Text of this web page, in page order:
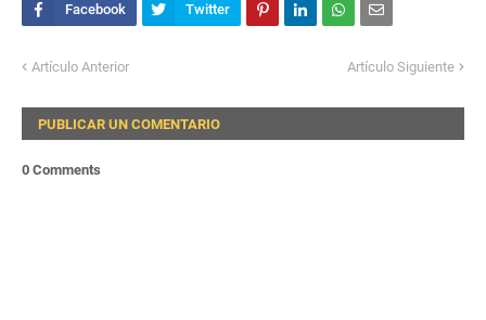
Artículo Anterior Artículo Siguiente
PUBLICAR UN COMENTARIO
0 Comments